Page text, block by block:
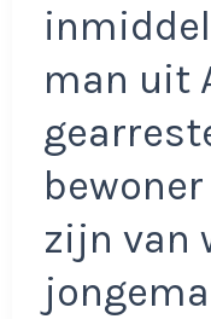
man uit
zijn van